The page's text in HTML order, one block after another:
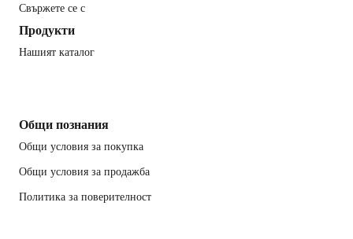
Свържете се с
Продукти
Нашият каталог
Общи познания
Общи условия за покупка
Общи условия за продажба
Политика за поверителност